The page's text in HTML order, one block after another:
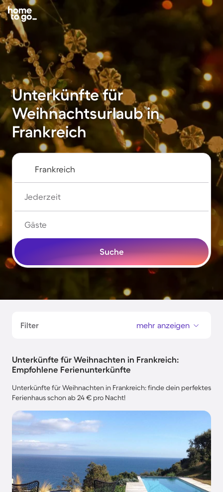
Unterkünfte für
Weihnachtsurlaub in
Frankreich
Jederzeit
Gäste
Suche
Filter mehr anzeigen
Unterkünfte für Weihnachten in Frankreich:
Empfohlene Ferienunterkünfte
Unterkünfte für Weihnachten in Frankreich: finde dein perfektes
Ferienhaus schon ab 24 € pro Nacht!